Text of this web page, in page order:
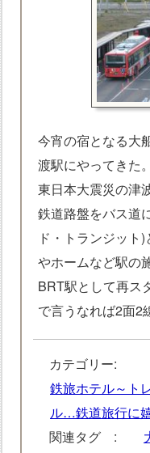
今宵の宿となる大
渡駅にやってきた
東日本大震災の津
鉄道路盤をバス道
ド・トランジット
やホームなど駅の
BRT駅として再ス
で言うなれば2面
カテゴリー:
鉄旅ホテル～ト
ル…鉄道旅行に
関連タグ :